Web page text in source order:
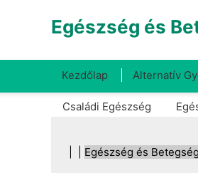
Egészség és
Kezdőlap Alternatív
Családi Egészség
Egészség és Betegség